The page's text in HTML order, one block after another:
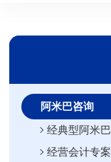
阿米巴咨询
经典型阿米巴
经营会计专案